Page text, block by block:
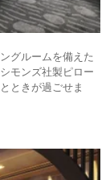
グルームを備えた
モンズ社製ピロー
ときが過ごせま